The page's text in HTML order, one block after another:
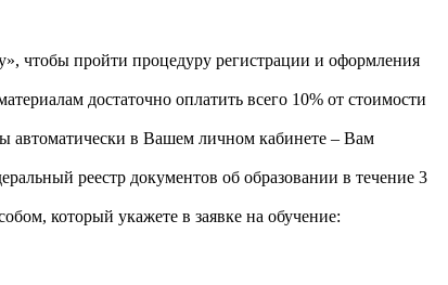
чтобы пройти процедуру регистрации и оформления
достаточно оплатить всего 10% от стоимости
автоматически в Вашем личном кабинете – Вам
реестр документов об образовании в течение 3
который укажете в заявке на обучение: